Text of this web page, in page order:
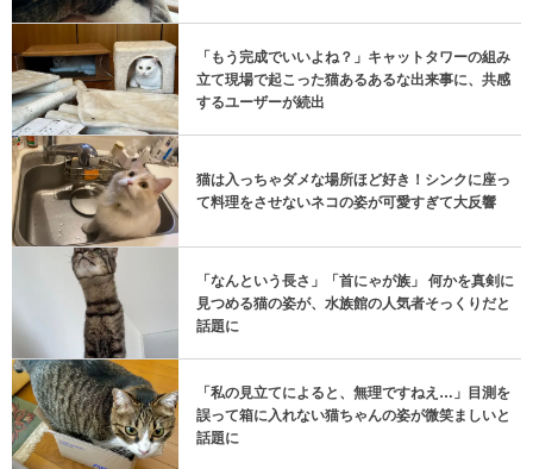
「もう完成でいいよね？」キャットタワーの組み
立て現場で起こった猫あるあるな出来事に、共感
するユーザーが続出
猫は入っちゃダメな場所ほど好き！シンクに座っ
て料理をさせないネコの姿が可愛すぎて大反響
「なんという長さ」「首にゃが族」 何かを真剣に
見つめる猫の姿が、水族館の人気者そっくりだと
話題に
「私の見立てによると、無理ですねえ…」目測を
誤って箱に入れない猫ちゃんの姿が微笑ましいと
話題に